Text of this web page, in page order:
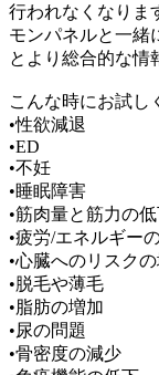
行われなくなりま
モンパネルと一緒
とより総合的な情
こんな時にお試し
•性欲減退
•ED
•不妊
•睡眠障害
•筋肉量と筋力の
•疲労/エネルギー
•心臓へのリスク
•脱毛や薄毛
•脂肪の増加
•尿の問題
•骨密度の減少